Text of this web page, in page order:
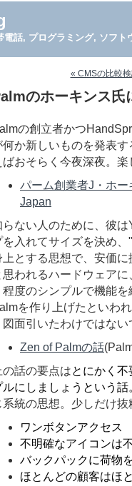
話, プログラミング, ソフト
« CMSの比較
のホーキンス氏
の創立者かつ
何か新しいものを発表
ばおそらく今夜深夜。
パーム創業者J・ホ
Japan
らない人のために、彼
を入れてサイズを決め
上とする思想で、安価
思われるハードウェア
程度のシンプルで機能
を作り上げたといわ
図面引いたわけではな
Zen of Palmの話
の話の要点はとにかく
ルにしましょうという話
系統の思想。少しだけ抜
ワンボタンアクセス
不明確なアイコンは
バックパックに荷物
ほとんどの顧客はほ